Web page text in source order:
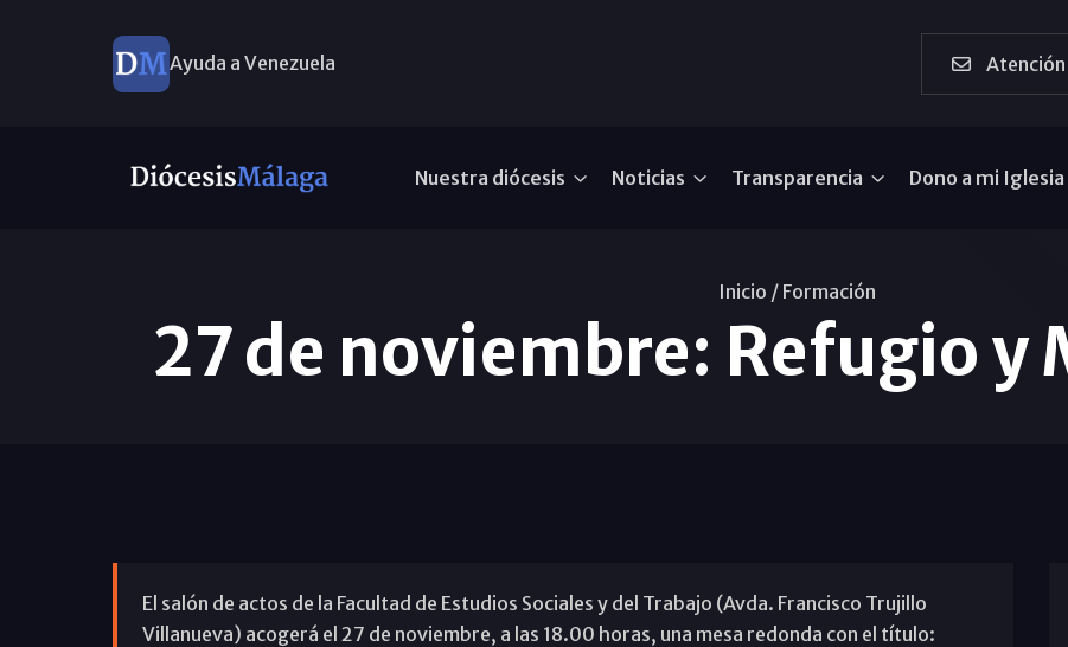
Ayuda a Venezuela Atención
Nuestra diócesis Noticias Transparencia Dono a mi Iglesia
Inicio / Formación
27 de noviembre: Refugio y
El salón de actos de la Facultad de Estudios Sociales y del Trabajo (Avda. Francisco Trujillo
Villanueva) acogerá el 27 de noviembre, a las 18.00 horas, una mesa redonda con el título: